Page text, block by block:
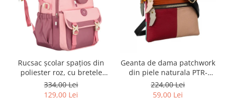
Rucsac școlar spațios din
poliester roz, cu bretele
reglabile - Peterson PTR-
PTN 8610-1327 PINK
334,00 Lei
129,00 Lei
Geanta de dama patchwork
din piele naturala PTR-
1718-SKL-6922 MULTI
224,00 Lei
59,00 Lei